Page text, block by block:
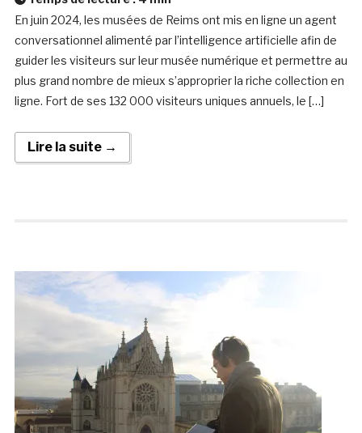
En juin 2024, les musées de Reims ont mis en ligne un agent
conversationnel alimenté par l’intelligence artificielle afin de
guider les visiteurs sur leur musée numérique et permettre au
plus grand nombre de mieux s’approprier la riche collection en
ligne. Fort de ses 132 000 visiteurs uniques annuels, le […]
Lire la suite →